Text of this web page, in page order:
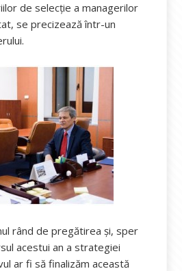
de selecție a managerilor
se precizează într-un
rând de pregătirea şi, sper
acestui an a strategiei
ar fi să finalizăm această